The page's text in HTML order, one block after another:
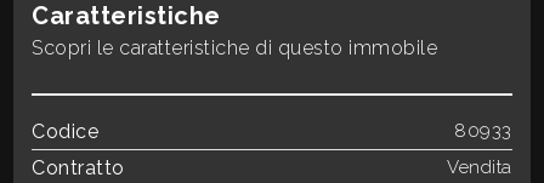
Caratteristiche
Scopri le caratteristiche di questo immobile
Codice 80933
Contratto Vendita
5
5+